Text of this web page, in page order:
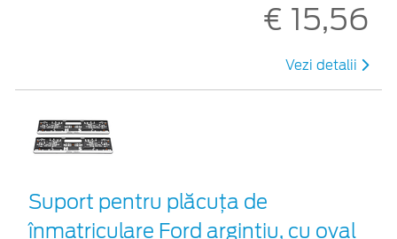
€ 15,56
Vezi detalii
Suport pentru plăcuța de
înmatriculare Ford argintiu, cu oval